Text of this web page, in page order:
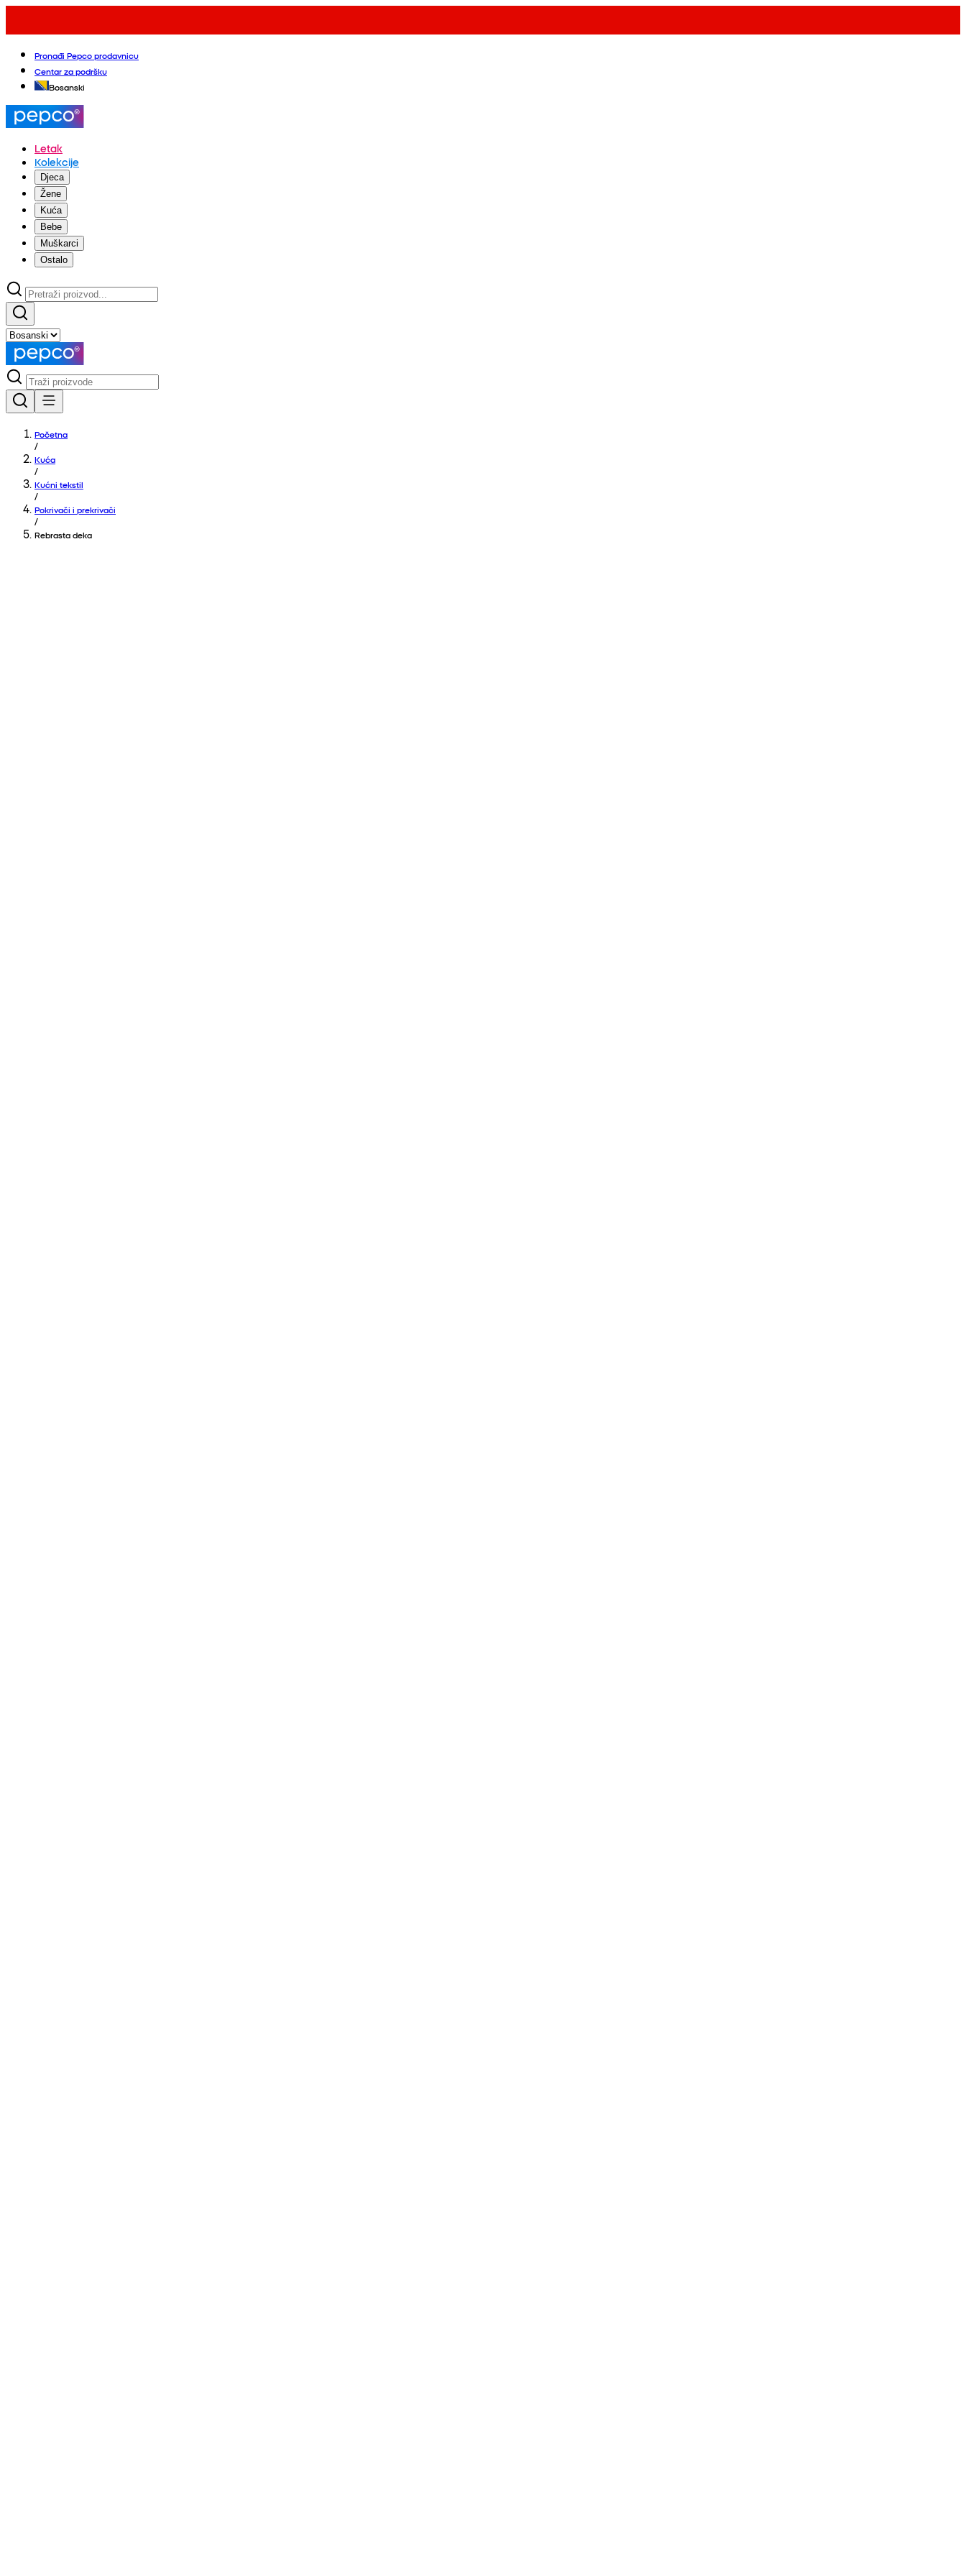
Pronađi Pepco prodavnicu
Centar za podršku
Bosanski
Letak
Kolekcije
Djeca
Žene
Kuća
Bebe
Muškarci
Ostalo
Početna
/
Kuća
/
Kućni tekstil
/
Pokrivači i prekrivači
/
Rebrasta deka